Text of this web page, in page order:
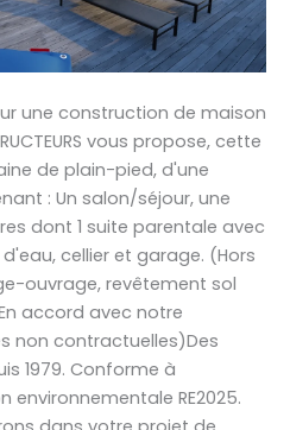
une construction de maison
vous propose, cette
de plain-pied, d'une
: Un salon/séjour, une
dont 1 suite parentale avec
cellier et garage. (Hors
ouvrage, revêtement sol
accord avec notre
non contractuelles)Des
1979. Conforme à
RE2025.